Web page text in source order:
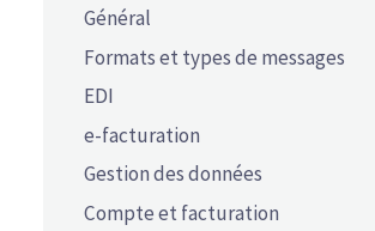
Général
Formats et types de messages
EDI
e-facturation
Gestion des données
Compte et facturation